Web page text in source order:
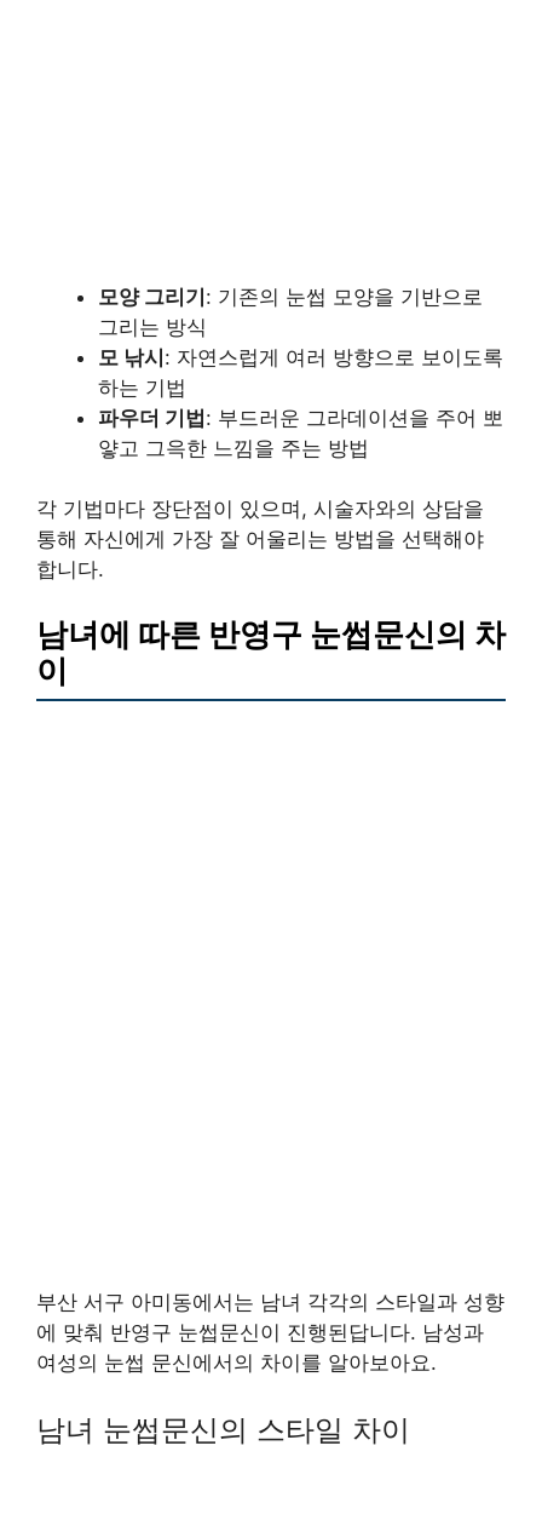
모양 그리기: 기존의 눈썹 모양을 기반으로
그리는 방식
모 낚시: 자연스럽게 여러 방향으로 보이도록
하는 기법
파우더 기법: 부드러운 그라데이션을 주어 뽀
얗고 그윽한 느낌을 주는 방법
각 기법마다 장단점이 있으며, 시술자와의 상담을
통해 자신에게 가장 잘 어울리는 방법을 선택해야
합니다.
남녀에 따른 반영구 눈썹문신의 차
이
부산 서구 아미동에서는 남녀 각각의 스타일과 성향
에 맞춰 반영구 눈썹문신이 진행된답니다. 남성과
여성의 눈썹 문신에서의 차이를 알아보아요.
남녀 눈썹문신의 스타일 차이